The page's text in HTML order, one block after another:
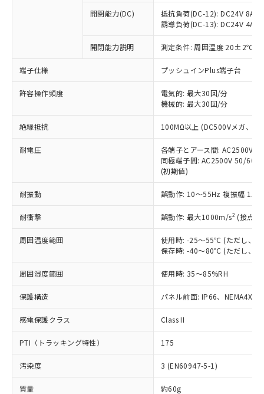
開閉能力(DC)
抵抗負荷(DC-12): DC24V 8A/
誘導負荷(DC-13): DC24V 4A/
開閉能力説明 測定条件: 周囲温度 20±2℃、
端子仕様 プッシュインPlus端子台
許容操作頻度
電気的: 最大30回/分
機械的: 最大30回/分
絶縁抵抗 100MΩ以上 (DC500Vメガ、点
耐電圧
各端子とアース間: AC2500V
同極端子間: AC2500V 50/
(初期値)
耐振動 誤動作: 10～55Hz 複振幅
耐衝撃 誤動作: 最大1000m/s2 (接点
周囲温度範囲
使用時: -25～55℃ (ただし、氷
保存時: -40～80℃ (ただし、氷
周囲湿度範囲 使用時: 35～85%RH
保護構造 パネル前面: IP66、NEMA4X,
感電保護クラス Class II
PTI（トラッキング特性） 175
汚染度 3 (EN60947-5-1)
質量 約60g
商品の当社在庫状況および標準価格
(税抜)を提供させていただくもので
当社制御機器事業取扱商品の中には、
本サービスの対象外となる商品もある
ことをご了承ください。
在庫状況および標準価格照会結果は、
記載している更新日時点での社内デー
タに基づき作成されるものであり、閲
覧された時点での実際の在庫および標
準価格とは異なる場合があることをご
正式な納期状況および標準価格はお客
様のお取引先、またはお客様担当のオ
ムロン制御機器販売店・当社販売員に
オムロン制御機器販売店や当社販売拠
販売ネットワーク
」をご確認
在庫状況および標準価格結果を当社の
事前の承諾なく第三者に漏洩または開
示しないようお願いします。
マイパーツ機能（部品リスト作成サー
ビス）をご利用いただくには、I-Web
メンバーズにご登録されている必要が
あります。
お客様が当ウェブサイト上で当社にご
登録された部品リストについて、当社
および当社の共同利用者が、当社の製
品・サービスに関するお客様との取
引・商談に必要な範囲で利用すること
非含有の対応状況を調査中または確認中の
非該当品：ライセンス料など無形物で、有
害物質有無と関係のない商品です。
いたものが、含有品と判明した場合などや
むを得ず変更することがあります。
鉛(Pb) 1000ppm以下、 水銀(Hg) 1000ppm以下、 カド
六価クロム(Cr(Ⅵ)) 1000ppm以下、ポリ臭化ビフェニル
類(PBB) 1000ppm以下、ポリ臭化ジフェニルエーテル類
(PBDE) 1000ppm以下、フタル酸ビス(2-エチルヘキシ
ル) (DEHP)(別名：DOP) 1000ppm以下、フタル酸ブチ
ルベンジル（BBP） 1000ppm以下、フタル酸ジブチル
（DBP） 1000ppm以下、フタル酸ジイソブチル
但し、RoHS指令で産業用監視および制御機器に対する
図的な使用がないことを確認しています。
部品在庫の切り替え状況などにより、予定
月が前後することがあります。
※3 非含有証明書ダウンロード
下記の非含有証明書をダウンロードするこ
「○」：最大均質材料含有率が中国RoHSの
基準値以下であることを示します。
「×」：最大均質材料含有率が中国RoHSの
基準値を超えていることを示します。
い合わせください。
*中国RoHS10物質の基準値 (GB/T26572)：
Pb(鉛) :1000ppm、 Hg(水銀) : 1000ppm、 Cd(カドミウ
ム) : 100ppm、
Cr(Ⅵ)(六価クロム) : 1000ppm、 PBBs(ポリ臭化ビフェ
ニル類) : 1000ppm、 PBDEs(ポリ臭化ジフェニルエーテ
DBP(フタル酸ジブチル) : 1000ppm、 DIBP(フタル酸ジ
イソブチル) : 1000ppm、 BBP(フタル酸ブチルベンジ
DEHP(フタル酸ビス(2-エチルヘキシル)) : 1000ppm
「ｅ」：有害物質（10物質）のすべてが基
準値以下であることを示します。
「10」：通常の使用状況下において有害物
質が外部に漏えいし、環境に深刻な影響を
及ぼさない年数を意味します。
「－」：未確認です。当社販売部門へお問
当社は、これら貴社製品のうち、外国
為替および外国貿易法に定める商品
（以下｢規制貨物等」という）を輸出
または国外への提供する場合は、日本
国政府の輸出許可(または役務取引許
可)を取得するなどの必要な手続きを
当社は規制貨物を破棄する場合は、完
全に破砕するなど、違法に輸出されな
いよう必要な手段を講じます。
当社は貴社製品を、核兵器、ミサイ
ル、化学兵器、生物兵器またはその他
武器並びにこれらの製造装置等に一切
当社は、貴社製品を第三者に販売する
場合は、上記1、2および3の内容を当
該第三者に通知します。また当社は、
販売先および販売に係わる関係者が違
法に輸出するおそれがある場合は、取
り引きをいたしません。
キャンセル
一定数以上の在庫あり
一定数には満たないが在庫あり
在庫なし(最新の在庫状況につ
いては、お客様のお取引先、ま
たはお客様担当のオムロン制御
機器販売店・当社販売員にご確
受注生産機種、また在庫状況の
情報を公開していない機種